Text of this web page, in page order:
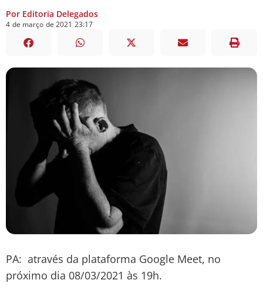
Por Editoria Delegados
4 de março de 2021 23:17
PA: através da plataforma Google Meet, no
próximo dia 08/03/2021 às 19h.